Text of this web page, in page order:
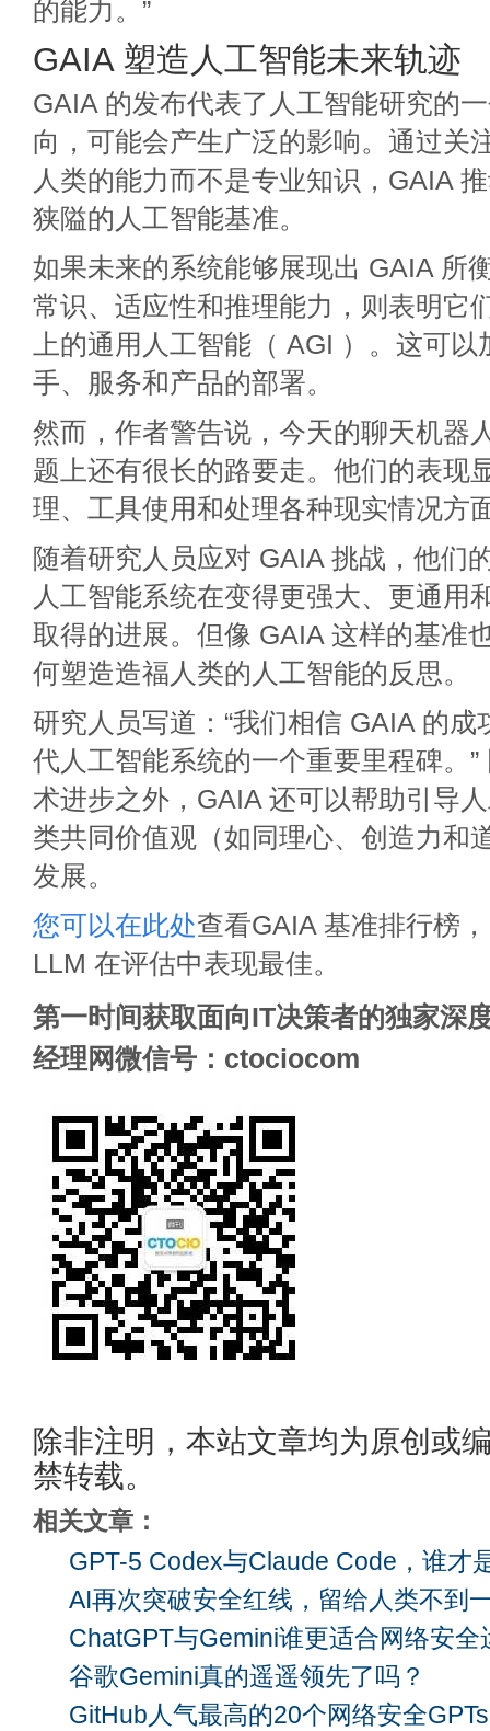
的能力。”
GAIA 塑造人工智能未来轨迹
GAIA 的发布代表了人工智能研究的
向，可能会产生广泛的影响。通过关
人类的能力而不是专业知识，GAIA
狭隘的人工智能基准。
如果未来的系统能够展现出 GAIA 所
常识、适应性和推理能力，则表明它
上的通用人工智能（ AGI ）。这可
手、服务和产品的部署。
然而，作者警告说，今天的聊天机器
题上还有很长的路要走。他们的表现
理、工具使用和处理各种现实情况方
随着研究人员应对 GAIA 挑战，他们
人工智能系统在变得更强大、更通用
取得的进展。但像 GAIA 这样的基准
何塑造造福人类的人工智能的反思。
研究人员写道：“我们相信 GAIA 的成
代人工智能系统的一个重要里程碑。
术进步之外，GAIA 还可以帮助引导
类共同价值观（如同理心、创造力和
发展。
您可以在此处查看GAIA 基准排行榜
LLM 在评估中表现最佳。
第一时间获取面向IT决策者的独家深
经理网微信号：ctociocom
除非注明，本站文章均为原创或
禁转载。
相关文章：
GPT-5 Codex与Claude Code，谁才
AI再次突破安全红线，留给人类不到
ChatGPT与Gemini谁更适合网络安全
谷歌Gemini真的遥遥领先了吗？
GitHub人气最高的20个网络安全GPTs